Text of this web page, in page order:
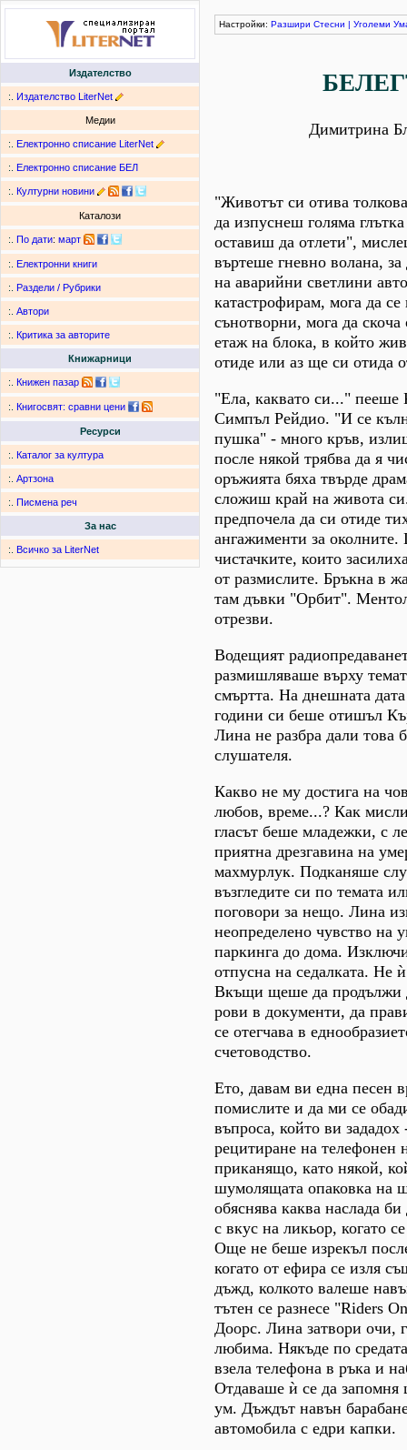
Издателство
:. Издателство LiterNet
Медии
:. Електронно списание LiterNet
:. Електронно списание БЕЛ
:. Културни новини
Каталози
:. По дати: март
:. Електронни книги
:. Раздели / Рубрики
:. Автори
:. Критика за авторите
Книжарници
:. Книжен пазар
:. Книгосвят: сравни цени
Ресурси
:. Каталог за култура
:. Артзона
:. Писмена реч
За нас
:. Всичко за LiterNet
Настройки: Разшири Стесни | Уголеми
Димитрина
"Животът си отива
да изпуснеш голяма
оставиш да отлети",
въртеше гневно волана, за
на аварийни светлини
катастрофирам, мога да се
сънотворни, мога да
етаж на блока, в който
отиде или аз ще си отида
"Ела, каквато си..." пееше
Симпъл Рейдио. "И се
пушка" - много кръв,
после някой трябва да я
оръжията бяха твърде
сложиш край на живота
предпочела да си отиде
ангажименти за
чистачките, които
от размислите. Бръкна в
там дъвки "Орбит".
отрезви.
Водещият
размишляваше върху
смъртта. На днешната
години си беше отишъл
Лина не разбра дали това
слушателя.
Какво не му достига на
любов, време...? Как
гласът беше младежки, с
приятна дрезгавина на
махмурлук. Подканяше
възгледите си по темата
поговори за нещо. Лина
неопределено чувство на
паркинга до дома.
отпусна на седалката. Не
Вкъщи щеше да продължи
рови в документи, да
се отегчава в
счетоводство.
Ето, давам ви една песен
помислите и да ми се
въпроса, който ви зададох
рецитиране на телефонен
приканящо, като някой,
шумолящата опаковка на
обяснява каква наслада
с вкус на ликьор, когато
Още не беше изрекъл
когато от ефира се изля
дъжд, колкото валеше
тътен се разнесе "Riders
Доорс. Лина затвори очи,
любима. Някъде по
взела телефона в ръка и
Отдаваше ѝ се да запомня
ум. Дъждът навън
автомобила с едри капки.